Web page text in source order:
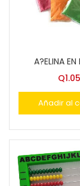
A?ELINA EN
Q1.05
Añadir al